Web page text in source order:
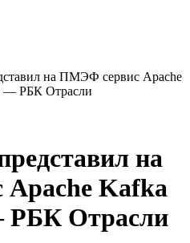
на ПМЭФ сервис Apache
— РБК Отрасли
на
Kafka
РБК Отрасли